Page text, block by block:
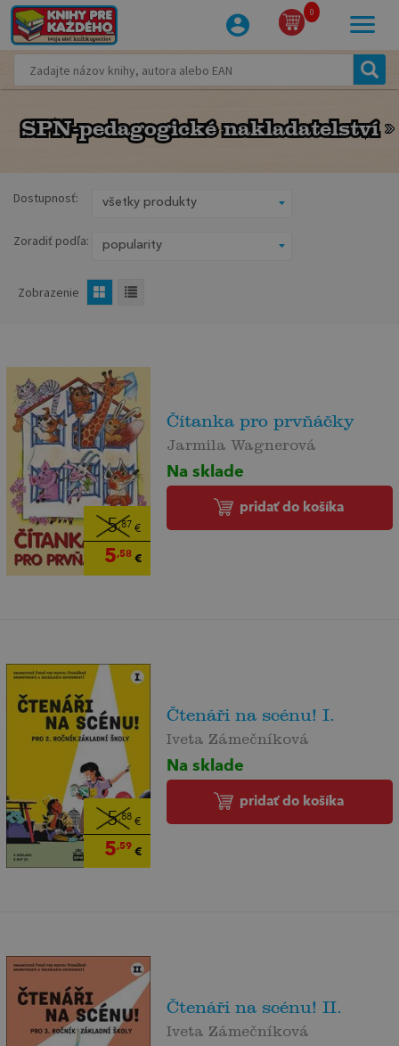
0
SPN-pedagogické nakladatelství
SPN-pedagogické nakladatelství
Dostupnosť:
Zoradiť podľa:
Zobrazenie
5,87 €
5,58€
Čítanka pro prvňáčky
Jarmila Wagnerová
Na sklade
pridať do košíka
5,88€
5,59 €
Čtenáři na scénu! I.
Iveta Zámečníková
Na sklade
pridať do košíka
Čtenáři na scénu! II.
Iveta Zámečníková